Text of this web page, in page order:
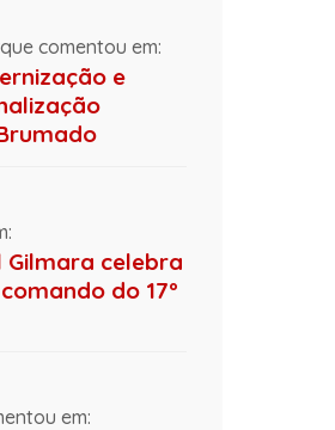
comentou em:
e
Gilmara celebra
do 17º
em: